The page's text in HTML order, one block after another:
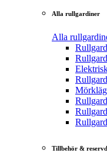
Alla rullgardiner
Alla
Tillbehör &